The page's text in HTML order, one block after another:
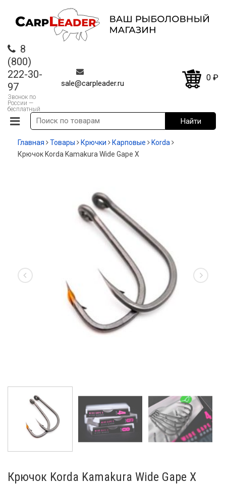
8
(800)
222-30-
97
Звонок по
России —
бесплатный
sale@carpleader.ru
0 ₽
Главная Товары Крючки Карповые
Korda
Крючок Korda Kamakura Wide Gape X
Крючок Korda Kamakura Wide Gape X